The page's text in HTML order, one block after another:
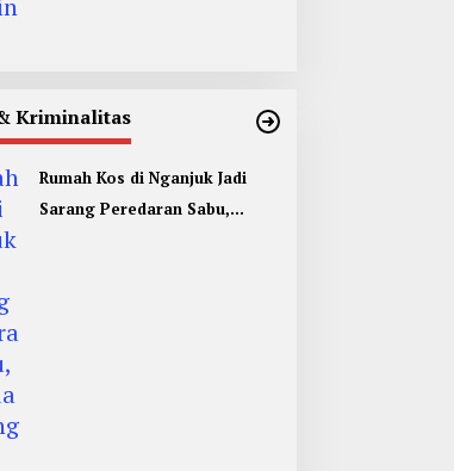
Kriminalitas
Rumah Kos di Nganjuk Jadi
Sarang Peredaran Sabu,